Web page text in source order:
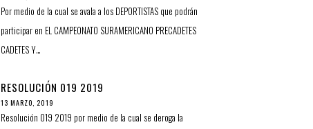
Por medio de la cual se avala a los DEPORTISTAS que podrán
participar en EL CAMPEONATO SURAMERICANO PRECADETES
CADETES Y…
RESOLUCIÓN 019 2019
13 MARZO, 2019
Resolución 019 2019 por medio de la cual se deroga la